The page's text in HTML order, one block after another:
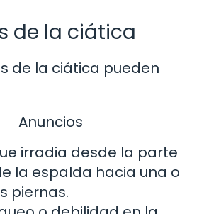
de la ciática
de la ciática pueden
Anuncios
irradia desde la parte
la espalda hacia una o
piernas.